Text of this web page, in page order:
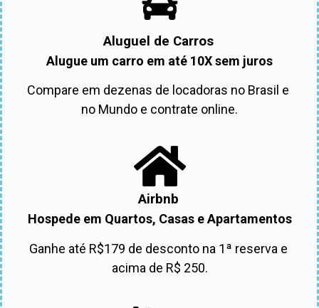
Aluguel de Carros
Alugue um carro em até 10X sem juros
Compare em dezenas de locadoras no Brasil e
no Mundo e contrate online.
Airbnb
Hospede em Quartos, Casas e Apartamentos
Ganhe até R$179 de desconto na 1ª reserva e
acima de R$ 250.